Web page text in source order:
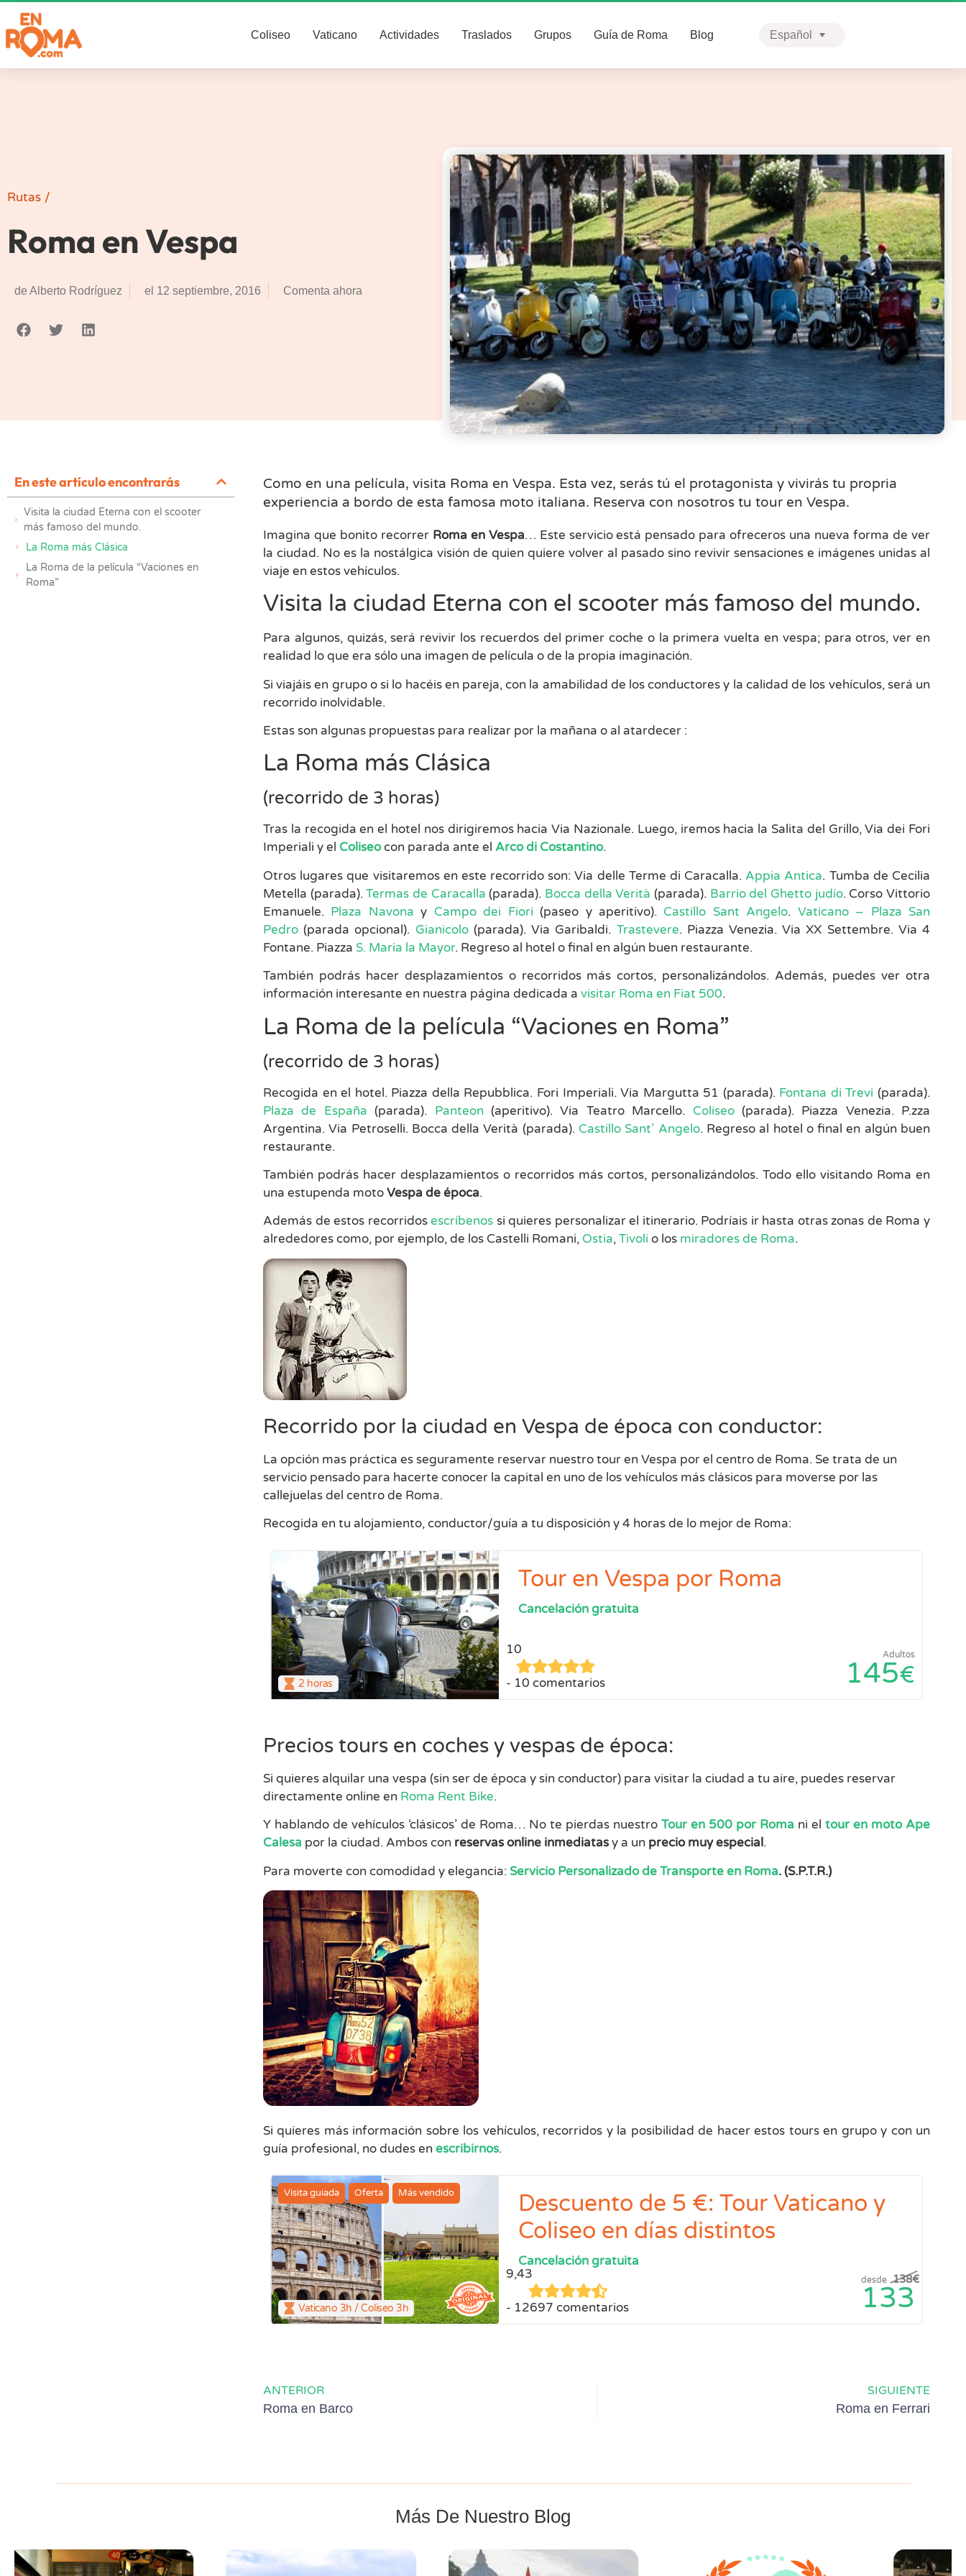
Coliseo Vaticano Actividades Traslados Grupos Guía de Roma Blog Español
Rutas /
Roma en Vespa
de Alberto Rodríguez el 12 septiembre, 2016 Comenta ahora
En este artículo encontrarás
Visita la ciudad Eterna con el scooter
más famoso del mundo.
La Roma más Clásica
La Roma de la película “Vaciones en
Roma”
Como en una película, visita Roma en Vespa. Esta vez, serás tú el protagonista y vivirás tu propria
experiencia a bordo de esta famosa moto italiana. Reserva con nosotros tu tour en Vespa.
Imagina que bonito recorrer Roma en Vespa… Este servicio está pensado para ofreceros una nueva forma de ver
la ciudad. No es la nostálgica visión de quien quiere volver al pasado sino revivir sensaciones e imágenes unidas al
viaje en estos vehículos.
Visita la ciudad Eterna con el scooter más famoso del mundo.
Para algunos, quizás, será revivir los recuerdos del primer coche o la primera vuelta en vespa; para otros, ver en
realidad lo que era sólo una imagen de película o de la propia imaginación.
Si viajáis en grupo o si lo hacéis en pareja, con la amabilidad de los conductores y la calidad de los vehículos, será un
recorrido inolvidable.
Estas son algunas propuestas para realizar por la mañana o al atardecer :
La Roma más Clásica
(recorrido de 3 horas)
Tras la recogida en el hotel nos dirigiremos hacia Via Nazionale. Luego, iremos hacia la Salita del Grillo, Via dei Fori
Imperiali y el Coliseocon parada ante el Arco di Costantino.
Otros lugares que visitaremos en este recorrido son: Via delle Terme di Caracalla. Appia Antica. Tumba de Cecilia
Metella (parada).Termas de Caracalla (parada). Bocca della Verità (parada). Barrio del Ghetto judío. Corso Vittorio
Emanuele. Plaza Navona y Campo dei Fiori (paseo y aperitivo). Castillo Sant Angelo. Vaticano – Plaza San
Pedro (parada opcional). Gianicolo(parada). Via Garibaldi. Trastevere. Piazza Venezia. Via XX Settembre. Via 4
Fontane. Piazza S. Maria la Mayor. Regreso al hotel o final en algún buen restaurante.
También podrás hacer desplazamientos o recorridos más cortos, personalizándolos. Además, puedes ver otra
información interesante en nuestra página dedicada a visitar Roma en Fiat 500.
La Roma de la película “Vaciones en Roma”
(recorrido de 3 horas)
Recogida en el hotel. Piazza della Repubblica. Fori Imperiali. Via Margutta 51 (parada). Fontana di Trevi (parada).
Plaza de España (parada). Panteon (aperitivo). Via Teatro Marcello. Coliseo(parada). Piazza Venezia. P.zza
Argentina. Via Petroselli. Bocca della Verità (parada). Castillo Sant’ Angelo. Regreso al hotel o final en algún buen
restaurante.
También podrás hacer desplazamientos o recorridos más cortos, personalizándolos. Todo ello visitando Roma en
una estupenda motoVespa de época.
Además de estos recorridosescríbenos si quieres personalizar el itinerario. Podríais ir hasta otras zonas de Roma y
alrededores como, por ejemplo, de los Castelli Romani, Ostia,Tivoli o los miradores de Roma.
Recorrido por la ciudad en Vespa de época con conductor:
La opción mas práctica es seguramente reservar nuestro tour en Vespa por el centro de Roma. Se trata de un
servicio pensado para hacerte conocer la capital en uno de los vehículos más clásicos para moverse por las
callejuelas del centro de Roma.
Recogida en tu alojamiento, conductor/guía a tu disposición y 4 horas de lo mejor de Roma:
2 horas
Tour en Vespa por Roma
10
10 comentarios
Adultos
145€
Cancelación gratuita
Precios tours en coches y vespas de época:
Si quieres alquilar una vespa (sin ser de época y sin conductor) para visitar la ciudad a tu aire, puedes reservar
directamente online en Roma Rent Bike.
Y hablando de vehículos ‘clásicos’ de Roma… No te pierdas nuestro Tour en 500 por Roma ni el tour en moto Ape
Calesa por la ciudad. Ambos con reservas online inmediatasy a un precio muy especial.
Para moverte con comodidad y elegancia: Servicio Personalizado de Transporte en Roma. (S.P.T.R.)
Si quieres más información sobre los vehículos, recorridos y la posibilidad de hacer estos tours en grupo y con un
guía profesional, no dudes en escribirnos.
Visita guiada Oferta Más vendido
Vaticano 3h / Coliseo 3h
Descuento de 5 €: Tour Vaticano y
Coliseo en días distintos
9,43
12697 comentarios
desde 138€
133
Cancelación gratuita
ANTERIOR
Roma en Barco
SIGUIENTE
Roma en Ferrari
Más De Nuestro Blog